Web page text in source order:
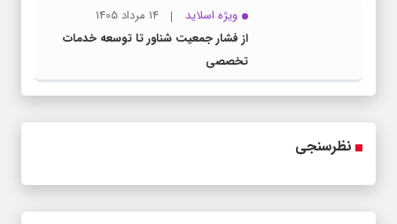
ویژه اسلاید
14 مرداد 1405
از فشار جمعیت شناور تا توسعه خدمات
تخصصی
نظرسنجی